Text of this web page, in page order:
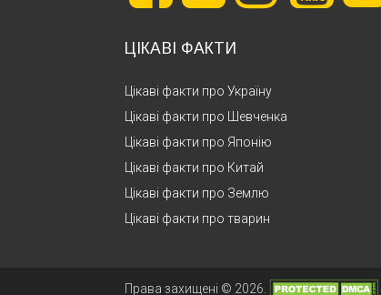
ЦІКАВІ ФАКТИ
Цікаві факти про Україну
Цікаві факти про Шевченка
Цікаві факти про Японію
Цікаві факти про Китай
Цікаві факти про Землю
Цікаві факти про тварин
Права захищені © 2026.